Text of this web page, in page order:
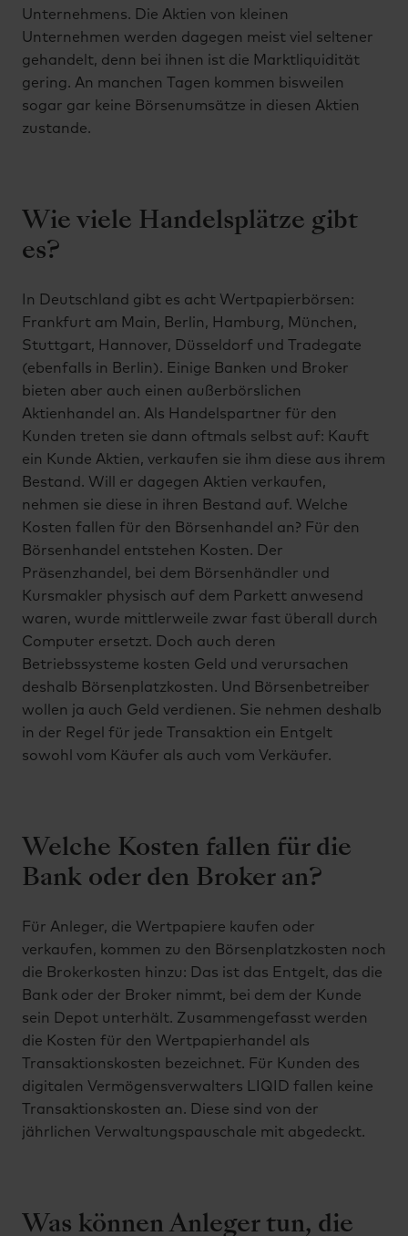
Unternehmens. Die Aktien von kleinen
Unternehmen werden dagegen meist viel seltener
gehandelt, denn bei ihnen ist die Marktliquidität
gering. An manchen Tagen kommen bisweilen
sogar gar keine Börsenumsätze in diesen Aktien
zustande.
Wie viele Handelsplätze gibt
es?
In Deutschland gibt es acht Wertpapierbörsen:
Frankfurt am Main, Berlin, Hamburg, München,
Stuttgart, Hannover, Düsseldorf und Tradegate
(ebenfalls in Berlin). Einige Banken und Broker
bieten aber auch einen außerbörslichen
Aktienhandel an. Als Handelspartner für den
Kunden treten sie dann oftmals selbst auf: Kauft
ein Kunde Aktien, verkaufen sie ihm diese aus ihrem
Bestand. Will er dagegen Aktien verkaufen,
nehmen sie diese in ihren Bestand auf. Welche
Kosten fallen für den Börsenhandel an? Für den
Börsenhandel entstehen Kosten. Der
Präsenzhandel, bei dem Börsenhändler und
Kursmakler physisch auf dem Parkett anwesend
waren, wurde mittlerweile zwar fast überall durch
Computer ersetzt. Doch auch deren
Betriebssysteme kosten Geld und verursachen
deshalb Börsenplatzkosten. Und Börsenbetreiber
wollen ja auch Geld verdienen. Sie nehmen deshalb
in der Regel für jede Transaktion ein Entgelt
sowohl vom Käufer als auch vom Verkäufer.
Welche Kosten fallen für die
Bank oder den Broker an?
Für Anleger, die Wertpapiere kaufen oder
verkaufen, kommen zu den Börsenplatzkosten noch
die Brokerkosten hinzu: Das ist das Entgelt, das die
Bank oder der Broker nimmt, bei dem der Kunde
sein Depot unterhält. Zusammengefasst werden
die Kosten für den Wertpapierhandel als
Transaktionskosten bezeichnet. Für Kunden des
digitalen Vermögensverwalters LIQID fallen keine
Transaktionskosten an. Diese sind von der
jährlichen Verwaltungspauschale mit abgedeckt.
Was können Anleger tun, die